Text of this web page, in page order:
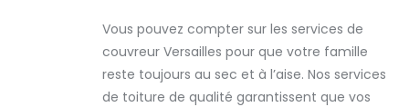
Vous pouvez compter sur les services de
couvreur Versailles pour que votre famille
reste toujours au sec et à l’aise. Nos services
de toiture de qualité garantissent que vos